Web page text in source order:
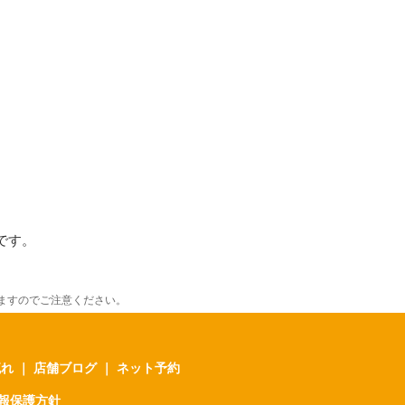
。
のでご注意ください。
｜ 店舗ブログ ｜ ネット予約
保護方針